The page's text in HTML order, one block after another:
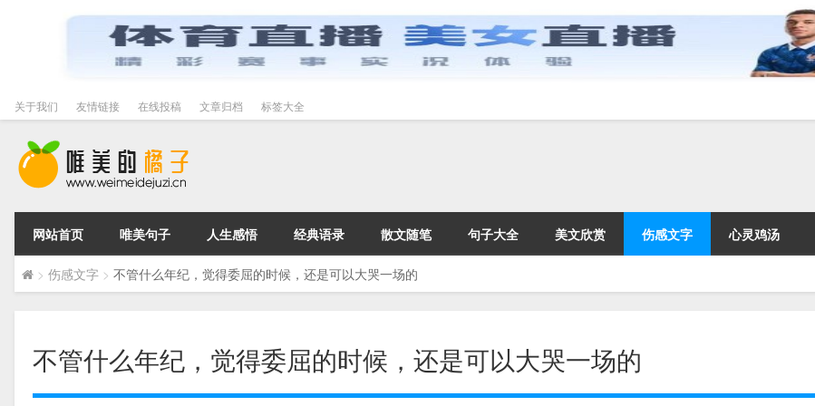
关于我们 友情链接 在线投稿 文章归档 标签大全
网站首页 唯美句子 人生感悟 经典语录 散文随笔 句子大全 美文欣赏 伤感文字 心灵鸡汤
> 伤感文字 > 不管什么年纪，觉得委屈的时候，还是可以大哭一场的
不管什么年纪，觉得委屈的时候，还是可以大哭一场的